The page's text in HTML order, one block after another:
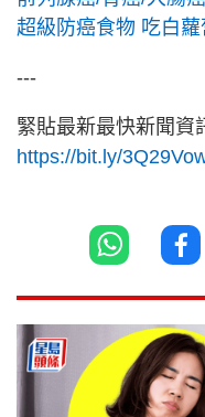
超級防癌食物 吃白
---
緊貼最新最快新聞資
https://bit.ly/